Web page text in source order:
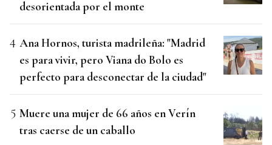
desorientada por el monte
Ana Hornos, turista madrileña: "Madrid
es para vivir, pero Viana do Bolo es
perfecto para desconectar de la ciudad"
Muere una mujer de 66 años en Verín
tras caerse de un caballo